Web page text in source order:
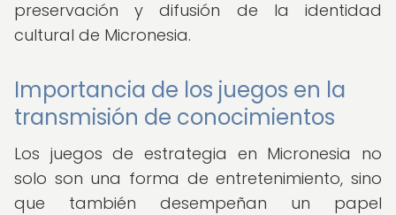
preservación y difusión de la identidad
cultural de Micronesia.
Importancia de los juegos en la
transmisión de conocimientos
Los juegos de estrategia en Micronesia no
solo son una forma de entretenimiento, sino
que también desempeñan un papel